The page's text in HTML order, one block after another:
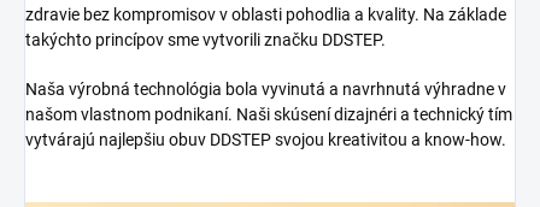
zdravie bez kompromisov v oblasti pohodlia a kvality. Na základe
takýchto princípov sme vytvorili značku DDSTEP.
Naša výrobná technológia bola vyvinutá a navrhnutá výhradne v
našom vlastnom podnikaní. Naši skúsení dizajnéri a technický tím
vytvárajú najlepšiu obuv DDSTEP svojou kreativitou a know-how.